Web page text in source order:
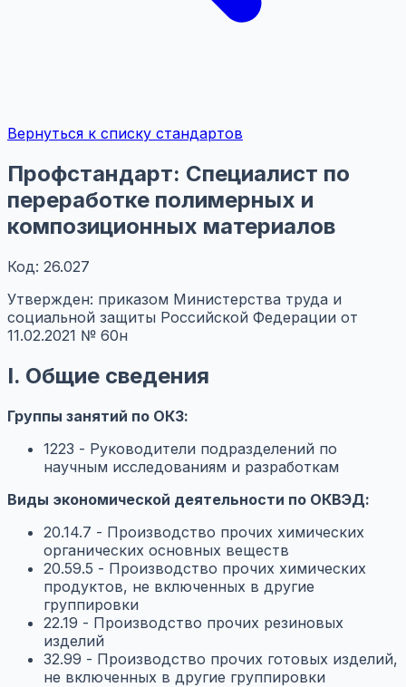
Вернуться к списку стандартов
Профстандарт: Специалист по
переработке полимерных и
композиционных материалов
Код: 26.027
Утвержден: приказом Министерства труда и
социальной защиты Российской Федерации от
11.02.2021 № 60н
I. Общие сведения
Группы занятий по ОКЗ:
1223 - Руководители подразделений по
научным исследованиям и разработкам
Виды экономической деятельности по ОКВЭД:
20.14.7 - Производство прочих химических
органических основных веществ
20.59.5 - Производство прочих химических
продуктов, не включенных в другие
группировки
22.19 - Производство прочих резиновых
изделий
32.99 - Производство прочих готовых изделий,
не включенных в другие группировки